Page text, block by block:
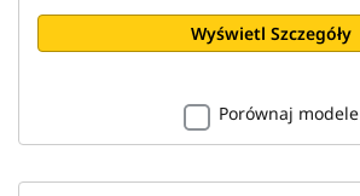
Wyświetl Szczegóły
Porównaj modele